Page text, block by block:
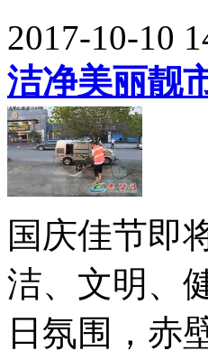
2017-10-10
洁净美丽靓
国庆佳节即
洁、文明、
日氛围，赤